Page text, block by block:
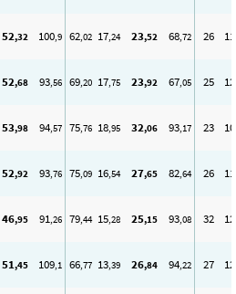
52,32 100,9 62,02 17,24 23,52 68,72 26 11
52,68 93,56 69,20 17,75 23,92 67,05 25 12
53,98 94,57 75,76 18,95 32,06 93,17 23 10
52,92 93,76 75,09 16,54 27,65 82,64 26 11
46,95 91,26 79,44 15,28 25,15 93,08 32 12
51,45 109,1 66,77 13,39 26,84 94,22 27 12